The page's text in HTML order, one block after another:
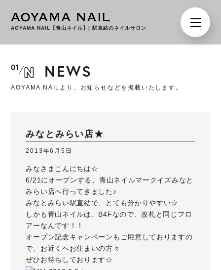
AOYAMA NAIL【青山ネイル】| 駅直結のネイルサロン
NEWS
AOYAMA NAILより、お知らせなどを掲載いたします。
みなとみらい店★
2013年6月5日
みなさまこんにちは☆
6/21にオープンする、青山ネイルマークイズみなと
みらい店へ行ってきました♪
みなとみらい駅直結で、とても分かりやすい☆
しかも青山ネイルは、B4Fなので、改札と同じフロ
アーなんです！！
オープン記念キャンペーン もご用意しておりますの
で、お近くへお住まいの方々
ぜひお待ちしております☆